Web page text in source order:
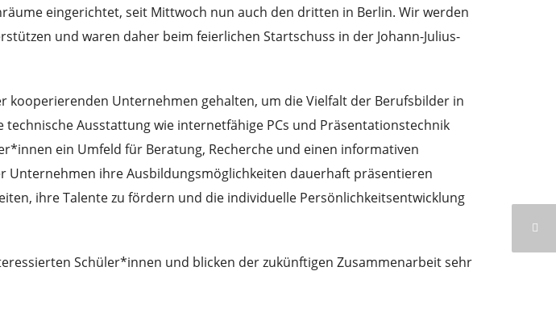
eingerichtet, seit Mittwoch nun auch den dritten in Berlin. Wir werden
und waren daher beim feierlichen Startschuss in der Johann-Julius-
Unternehmen gehalten, um die Vielfalt der Berufsbilder in
Ausstattung wie internetfähige PCs und Präsentationstechnik
ein Umfeld für Beratung, Recherche und einen informativen
Unternehmen ihre Ausbildungsmöglichkeiten dauerhaft präsentieren
ihre Talente zu fördern und die individuelle Persönlichkeitsentwicklung
Schüler*innen und blicken der zukünftigen Zusammenarbeit sehr